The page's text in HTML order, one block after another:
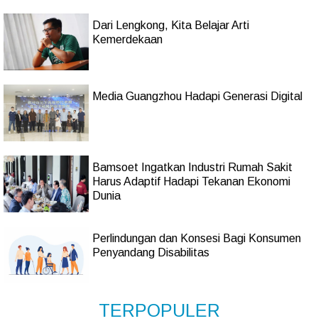
Dari Lengkong, Kita Belajar Arti
Kemerdekaan
Media Guangzhou Hadapi Generasi Digital
Bamsoet Ingatkan Industri Rumah Sakit
Harus Adaptif Hadapi Tekanan Ekonomi
Dunia
Perlindungan dan Konsesi Bagi Konsumen
Penyandang Disabilitas
TERPOPULER